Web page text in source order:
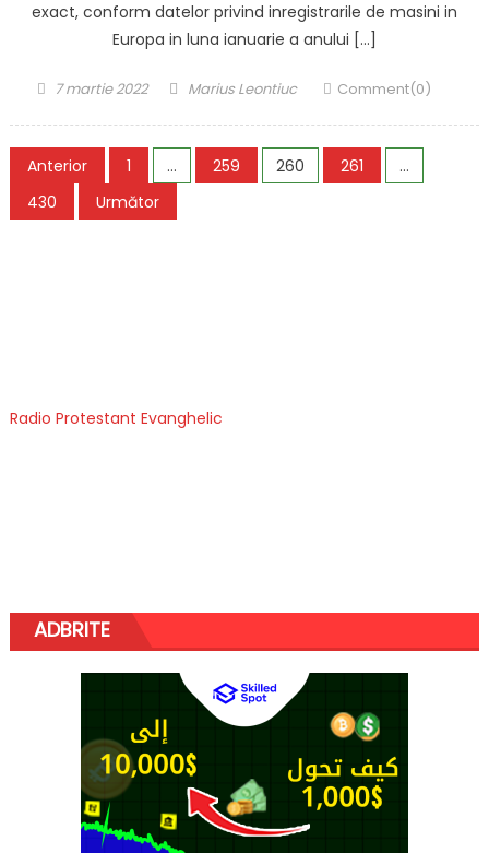
exact, conform datelor privind inregistrarile de masini in
Europa in luna ianuarie a anului […]
Posted
7 martie 2022 Author
Marius Leontiuc Comment(0)
Paginație
articole
Anterior 1 … 259 260 261
…
430
Următor
Radio Protestant Evanghelic
ADBRITE